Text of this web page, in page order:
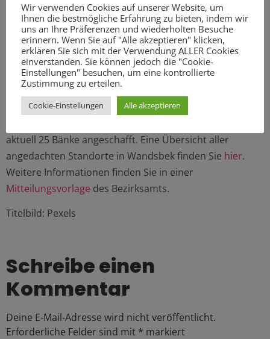
Im Haushaltsplan 2023/24 wurden den Bezirken
zusätzliche Finanzmittel in Höhe 250.000 Euro zur
Anschaffung von alters- und
kommunikationsfreundlichen Freundschaftsbänken
Verfügung gestellt, sowie weitere 70.000 Euro jährlich für
den Erhalt und die Pflege der Bänke. Mit den 28.000
aktuell 25 Bänke angeschafft. Eine Übersicht aller
angedachten Standorte in Wandsbek finden Sie hier.
Weitere Informationen finden Sie in einer
Mitteilungsvorlage des Bezirksamts.
Titelbild: Pexels
Schreibe einen
Kommentar
Deine E-Mail-Adresse wird nicht veröffentlicht.
Erforderliche Felder sind mit * markiert
Wir verwenden Cookies auf unserer Website, um
Ihnen die bestmögliche Erfahrung zu bieten, indem wir
uns an Ihre Präferenzen und wiederholten Besuche
erinnern. Wenn Sie auf "Alle akzeptieren" klicken,
erklären Sie sich mit der Verwendung ALLER Cookies
einverstanden. Sie können jedoch die "Cookie-
Einstellungen" besuchen, um eine kontrollierte
Zustimmung zu erteilen.
Cookie-Einstellungen Alle akzeptieren